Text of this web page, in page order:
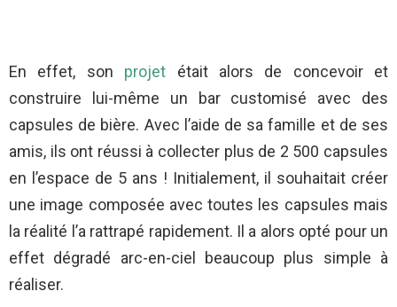
En effet, son projet était alors de concevoir et
construire lui-même un bar customisé avec des
capsules de bière. Avec l’aide de sa famille et de ses
amis, ils ont réussi à collecter plus de 2 500 capsules
en l’espace de 5 ans ! Initialement, il souhaitait créer
une image composée avec toutes les capsules mais
la réalité l’a rattrapé rapidement. Il a alors opté pour un
effet dégradé arc-en-ciel beaucoup plus simple à
réaliser.